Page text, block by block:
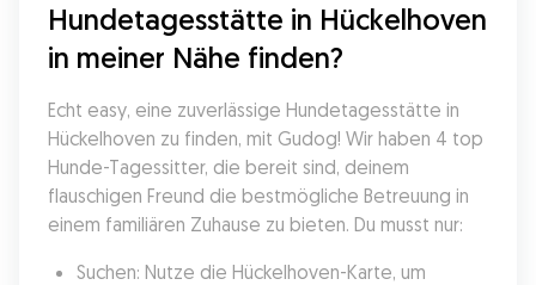
Hundetagesstätte in Hückelhoven
in meiner Nähe finden?
Echt easy, eine zuverlässige Hundetagesstätte in
Hückelhoven zu finden, mit Gudog! Wir haben 4 top
Hunde-Tagessitter, die bereit sind, deinem
flauschigen Freund die bestmögliche Betreuung in
einem familiären Zuhause zu bieten. Du musst nur:
Suchen: Nutze die Hückelhoven-Karte, um